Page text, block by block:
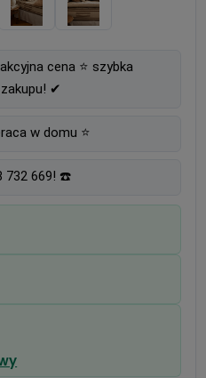
cena ⭐ szybka
zakupu! ✔
w domu ⭐
732 669! ☎️
kosztów